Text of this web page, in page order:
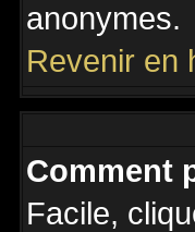
anonymes.
Revenir en
Comment
Facile,